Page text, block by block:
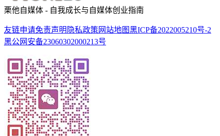
栗他自媒体 - 自我成长与自媒体创业指南
友链申请免责声明 隐私政策 网站地图黑ICP备2022005210号-2
黑公网安备23060302000213号